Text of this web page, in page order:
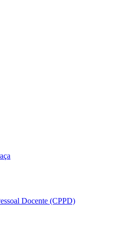
Docente (CPPD)